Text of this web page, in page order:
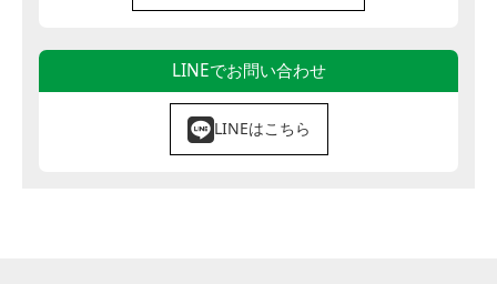
LINEでお問い合わせ
LINEはこちら